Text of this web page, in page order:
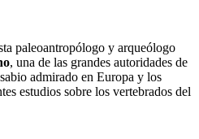
paleoantropólogo y arqueólogo
, una de las grandes autoridades de
admirado en Europa y los
estudios sobre los vertebrados del